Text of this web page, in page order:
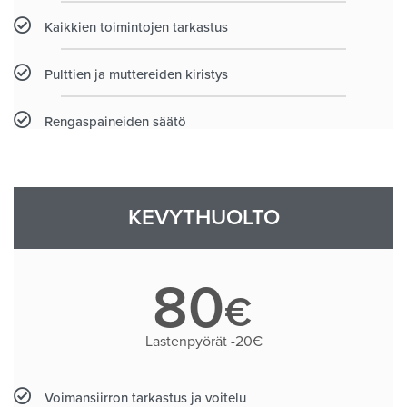
Kaikkien toimintojen tarkastus
Pulttien ja muttereiden kiristys
Rengaspaineiden säätö
KEVYTHUOLTO
80€
Lastenpyörät -20€
Voimansiirron tarkastus ja voitelu